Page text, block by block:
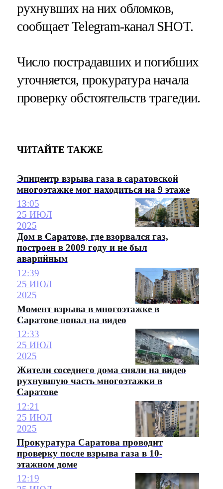
рухнувших на них обломков,
сообщает Telegram-канал SHOT.
Число пострадавших и погибших
уточняется, прокуратура начала
проверку обстоятельств трагедии.
ЧИТАЙТЕ ТАКЖЕ
Эпицентр взрыва газа в саратовской
многоэтажке мог находиться на 9 этаже
13:05
25 ИЮЛ
2025
Дом в Саратове, где взорвался газ,
построен в 2009 году и не был
аварийным
12:39
25 ИЮЛ
2025
Момент взрыва в многоэтажке в
Саратове попал на видео
12:33
25 ИЮЛ
2025
Жители соседнего дома сняли на видео
рухнувшую часть многоэтажки в
Саратове
12:21
25 ИЮЛ
2025
Прокуратура Саратова проводит
проверку после взрыва газа в 10-
этажном доме
12:19